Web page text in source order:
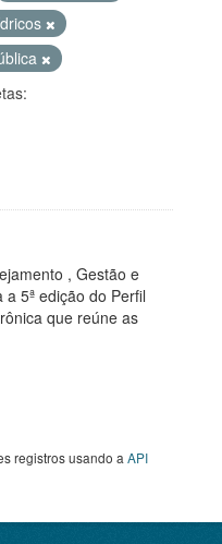
, Gestão e
5ª edição do Perfil
que reúne as
registros usando a API